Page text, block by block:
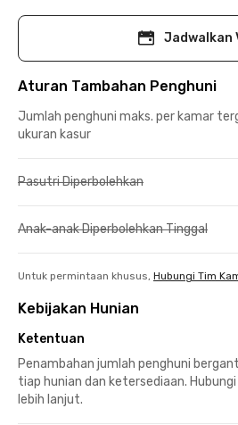
Jadwalkan
Aturan Tambahan Penghuni
Jumlah penghuni maks. per kamar
ukuran kasur
Pasutri Diperbolehkan
Anak-anak Diperbolehkan Tinggal
Untuk permintaan khusus, Hubungi Tim
Kebijakan Hunian
Ketentuan
Penambahan jumlah penghuni
tiap hunian dan ketersediaan.
lebih lanjut.